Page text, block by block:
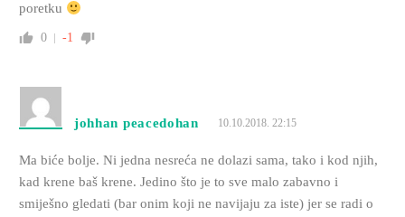
poretku
0 -1
johhan peacedohan 10.10.2018. 22:15
Ma biće bolje. Ni jedna nesreća ne dolazi sama, tako i kod njih,
kad krene baš krene. Jedino što je to sve malo zabavno i
smiješno gledati (bar onim koji ne navijaju za iste) jer se radi o